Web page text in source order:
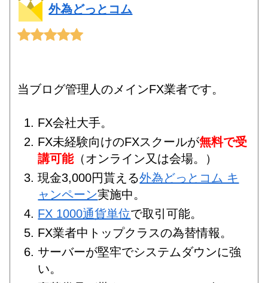
外為どっとコム
当ブログ管理人のメインFX業者です。
FX会社大手。
FX未経験向けのFXスクールが無料で受
講可能（オンライン又は会場。）
現金3,000円貰える外為どっとコム キ
ャンペーン実施中。
FX 1000通貨単位で取引可能。
FX業者中トップクラスの為替情報。
サーバーが堅牢でシステムダウンに強
い。